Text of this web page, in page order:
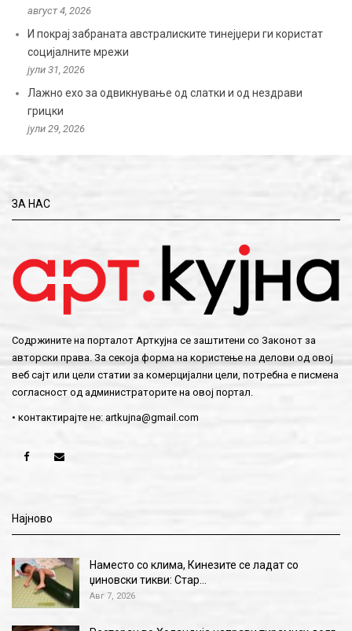
август 4, 2026
И покрај забраната австралиските тинејџери ги користат
социјалните мрежи
јули 31, 2026
Лажно ехо за одвикнување од слатки и од нездрави
грицки
јули 29, 2026
ЗА НАС
Содржините на порталот Арткујна се заштитени со Законот за
авторски права. За секоја форма на користење на делови од овој
веб сајт или цели статии за комерцијални цели, потребна е писмена
согласност од администраторите на овој портал.
• контактирајте не: artkujna@gmail.com
Најново
Наместо со клима, Кинезите се ладат со
џиновски тикви: Стар…
Авг 7, 2026